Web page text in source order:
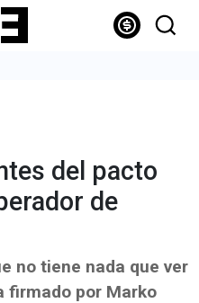
del pacto
de
no tiene nada que ver
firmado por Marko